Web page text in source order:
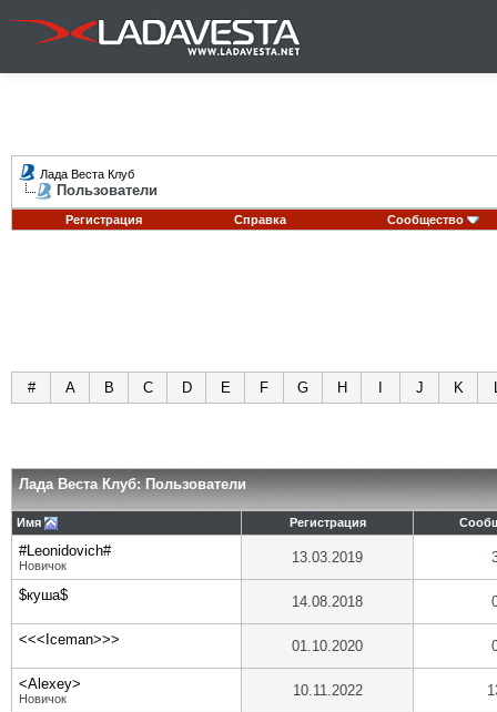
Лада Веста Клуб
Пользователи
Регистрация Справка Сообщество
# A B C D E F G H J K
Лада Веста Клуб: Пользователи
Имя Регистрация
#Leonidovich#
Новичок 13.03.2019
$куша$ 14.08.2018
<<<Iceman>>> 01.10.2020
<Alexey>
Новичок 10.11.2022